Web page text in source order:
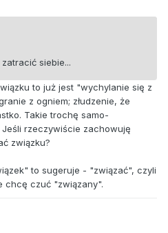
siebie...
to już jest "wychylanie się z
z ogniem; złudzenie, że
Takie trochę samo-
Jeśli rzeczywiście zachowuję
związku?
to sugeruje - "związać", czyli
chcę czuć "związany".